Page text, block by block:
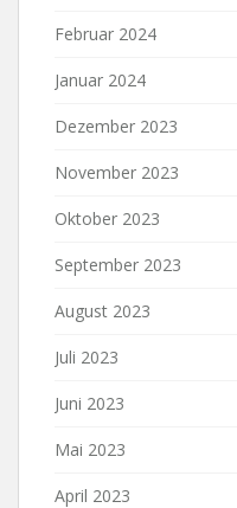
Februar 2024
Januar 2024
Dezember 2023
November 2023
Oktober 2023
September 2023
August 2023
Juli 2023
Juni 2023
Mai 2023
April 2023